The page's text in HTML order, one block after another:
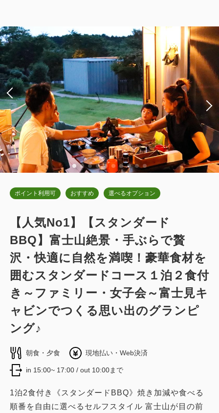
税・サービス料込
会員価格 58,000円~
大人 名1
税・サービス料込
合計 60,200円~
ダブルサイズ×2 Wi-Fiあり（無料）
詳細 日付を選択
税・サービス料込
会員価格 49,200円~
室
税・サービス料込
51,400
デラックスキャビン キングベッド
禁煙 54.00m2 1~4名
キングサイズ×1 Wi-Fiあり（無料）
ポイント利用可 おすすめ 選べるオプション
【人気No1】【スタンダード
BBQ】富士山絶景・手ぶらで贅
沢・快適に自然を満喫！豪華食材を
囲むスタンダードコース１泊２食付
き～ファミリー・女子会～富士見キ
ャビンでつくる思い出のグランピ
ング♪
朝食・夕食 現地払い・Web決済
in 15:00~ 17:00 / out 10:00まで
1泊2食付き《スタンダードBBQ》焼き加減や食べる
順番を自由に選べるセルフスタイル 富士山が目の前